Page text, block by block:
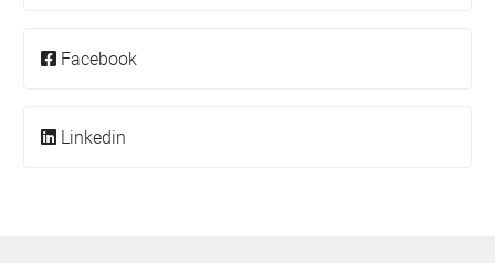
Facebook
Linkedin